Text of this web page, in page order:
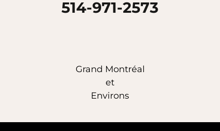
514-971-2573
Grand Montréal
et
Environs